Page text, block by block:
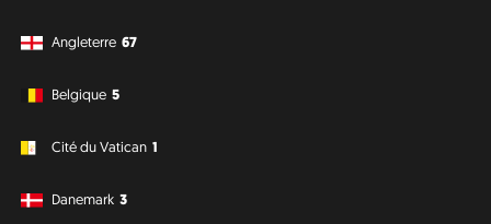
Angleterre 67
Belgique 5
Cité du Vatican 1
Danemark 3